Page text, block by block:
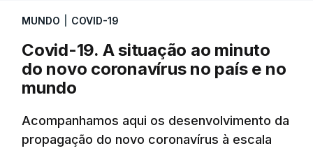
Covid-19. A situação
MUNDO COVID-19
Covid-19. A situação ao minuto
do novo coronavírus no país e no
mundo
Acompanhamos aqui os desenvolvimento da
propagação do novo coronavírus à escala